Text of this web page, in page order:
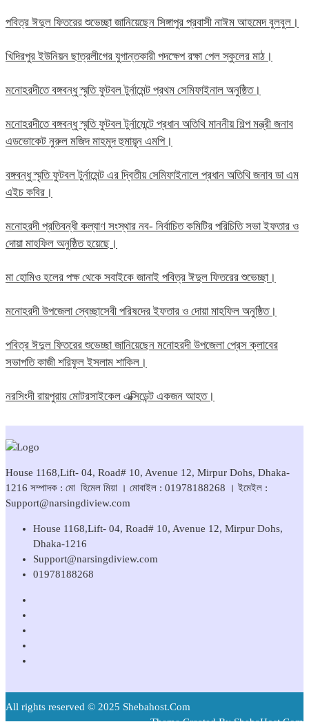
পবিত্র ঈদুল ফিতরের শুভেচ্ছা জানিয়েছেন সিঙ্গাপুর প্রবাসী নাঈম আহমেদ বুলবুল।
খিদিরপুর ইউনিয়ন ছাত্রলীগের যুগান্তকারী পদক্ষেপ রক্ষা পেল স্কুলের মাঠ।
মনোহরদীতে বঙ্গবন্ধু স্মৃতি ফুটবল টুর্নামেন্ট প্রথম সেমিফাইনাল অনুষ্ঠিত।
মনোহরদীতে বঙ্গবন্ধু স্মৃতি ফুটবল টুর্নামেন্টে প্রধান অতিথি মাননীয় শিল্প মন্ত্রী জনাব
এডভোকেট নুরুল মজিদ মাহমুদ হুমায়ূন এমপি।
বঙ্গবন্ধু স্মৃতি ফুটবল টুর্নামেন্ট এর দ্বিতীয় সেমিফাইনালে প্রধান অতিথি জনাব ডা এম
এইচ কবির।
মনোহরদী প্রতিবন্ধী কল্যাণ সংস্থার নব- নির্বাচিত কমিটির পরিচিতি সভা ইফতার ও
দোয়া মাহফিল অনুষ্ঠিত হয়েছে।
মা হোমিও হলের পক্ষ থেকে সবাইকে জানাই পবিত্র ঈদুল ফিতরের শুভেচ্ছা।
মনোহরদী উপজেলা স্বেচ্ছাসেবী পরিষদের ইফতার ও দোয়া মাহফিল অনুষ্ঠিত।
পবিত্র ঈদুল ফিতরের শুভেচ্ছা জানিয়েছেন মনোহরদী উপজেলা প্রেস ক্লাবের
সভাপতি কাজী শরিফুল ইসলাম শাকিল।
নরসিংদী রায়পুরায় মোটরসাইকেল এক্সিডেন্ট একজন আহত।
House 1168,Lift- 04, Road# 10, Avenue 12, Mirpur Dohs, Dhaka-
1216 সম্পাদক : মো হিমেল মিয়া । মোবাইল : 01978188268 । ইমেইল :
Support@narsingdiview.com
House 1168,Lift- 04, Road# 10, Avenue 12, Mirpur Dohs,
Dhaka-1216
Support@narsingdiview.com
01978188268
All rights reserved © 2025 Shebahost.Com